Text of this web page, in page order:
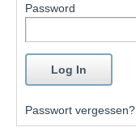
Password
Passwort vergessen?